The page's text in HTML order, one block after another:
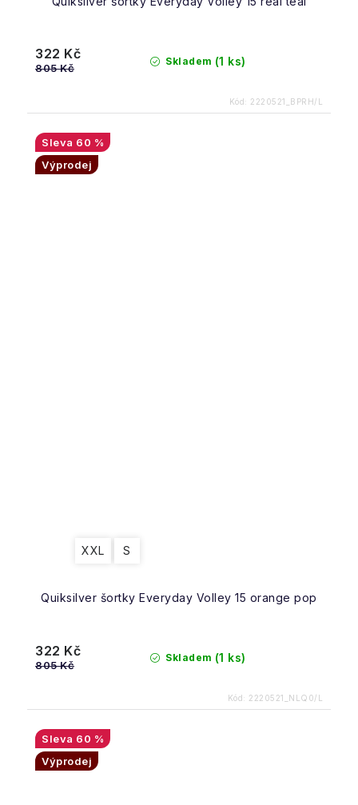
Skladem (1 ks)
322 Kč
805 Kč
Kód: 2220521_BPRH/L
Quiksilver šortky Everyday Volley 15 orange pop
60 %
Výprodej
XXL S
Skladem (1 ks)
322 Kč
805 Kč
Kód: 2220521_NLQ0/L
60 %
Výprodej